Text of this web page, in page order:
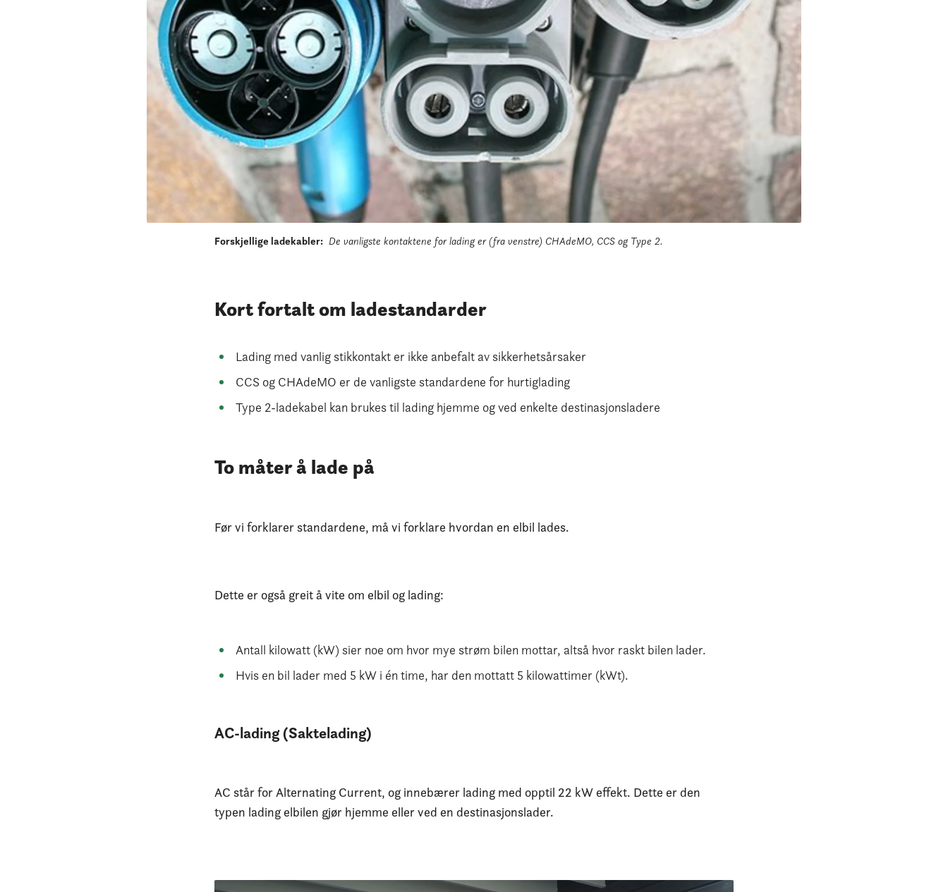
Forskjellige ladekabler: De vanligste kontaktene for lading er (fra venstre) CHAdeMO, CCS og Type 2.
Kort fortalt om ladestandarder
Lading med vanlig stikkontakt er ikke anbefalt av sikkerhetsårsaker
CCS og CHAdeMO er de vanligste standardene for hurtiglading
Type 2-ladekabel kan brukes til lading hjemme og ved enkelte destinasjonsladere
To måter å lade på
Før vi forklarer standardene, må vi forklare hvordan en elbil lades.
Dette er også greit å vite om elbil og lading:
Antall kilowatt (kW) sier noe om hvor mye strøm bilen mottar, altså hvor raskt bilen lader.
Hvis en bil lader med 5 kW i én time, har den mottatt 5 kilowattimer (kWt).
AC-lading (Saktelading)
AC står for Alternating Current, og innebærer lading med opptil 22 kW effekt. Dette er den
typen lading elbilen gjør hjemme eller ved en destinasjonslader.